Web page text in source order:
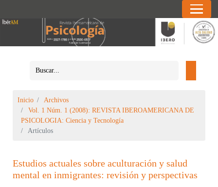
Inicio
Archivos
Vol. 1 Núm. 1 (2008): REVISTA IBEROAMERICANA DE
PSICOLOGIA: Ciencia y Tecnología
Artículos
Estudios actuales sobre aculturación y salud
mental en inmigrantes: revisión y perspectivas